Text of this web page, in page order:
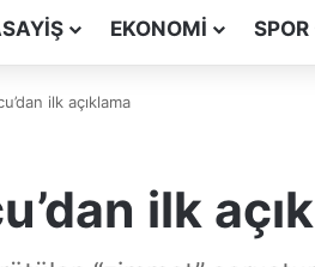
EKONOMI SPOR
ilk açıklama
ilk